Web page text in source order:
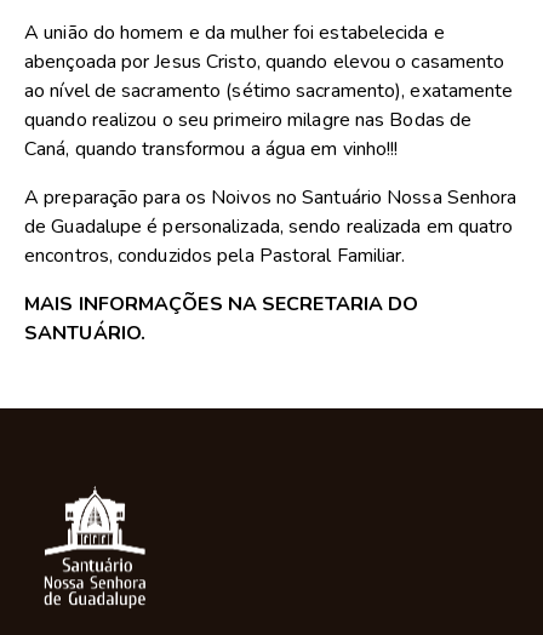
A união do homem e da mulher foi estabelecida e
abençoada por Jesus Cristo, quando elevou o casamento
ao nível de sacramento (sétimo sacramento), exatamente
quando realizou o seu primeiro milagre nas Bodas de
Caná, quando transformou a água em vinho!!!
A preparação para os Noivos no Santuário Nossa Senhora
de Guadalupe é personalizada, sendo realizada em quatro
encontros, conduzidos pela Pastoral Familiar.
MAIS INFORMAÇÕES NA SECRETARIA DO
SANTUÁRIO.